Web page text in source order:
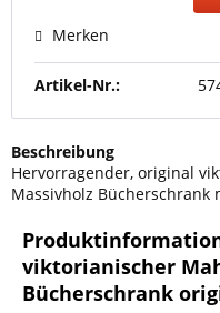
Merken
Artikel-Nr.:
Beschreibung
Hervorragender, original
Massivholz Bücherschrank
viktorianischer
Bücherschrank